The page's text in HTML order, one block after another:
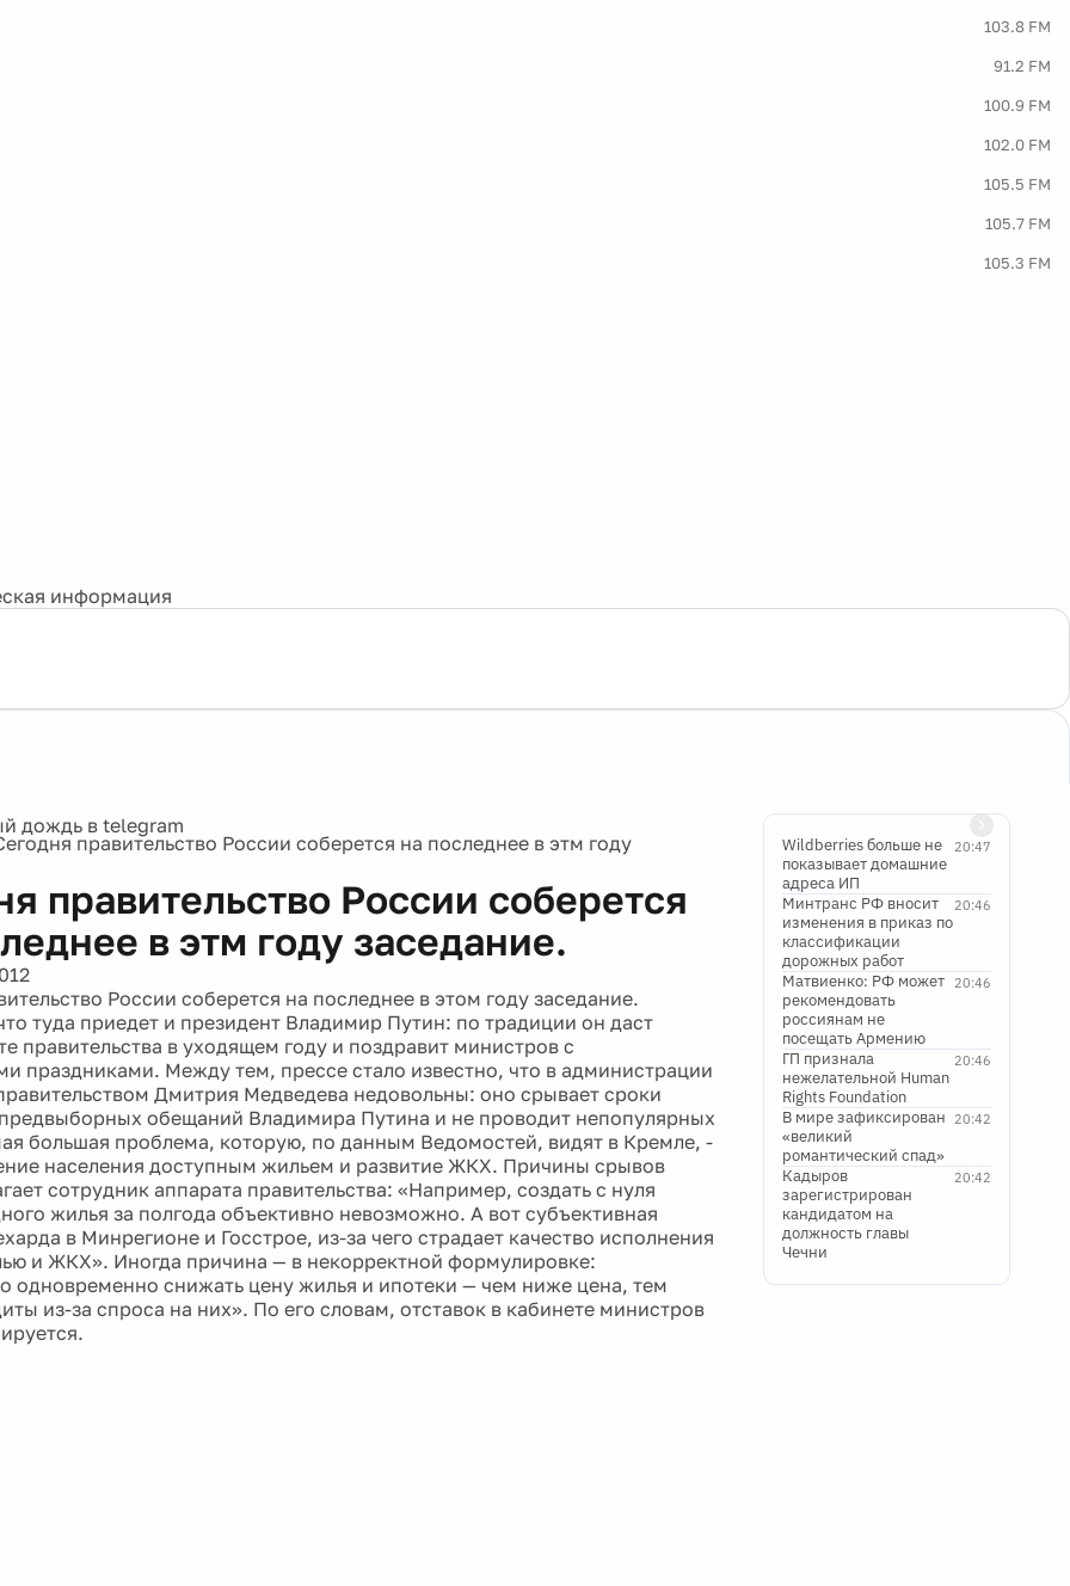
103.8 FM
91.2 FM
100.9 FM
102.0 FM
105.5 FM
105.7 FM
105.3 FM
информация
правительство России соберется на последнее в этм году
правительство России соберется
в этм году заседание.
России соберется на последнее в этом году заседание.
туда приедет и президент Владимир Путин: по традиции он даст
правительства в уходящем году и поздравит министров с
праздниками. Между тем, прессе стало известно, что в администрации
Дмитрия Медведева недовольны: оно срывает сроки
обещаний Владимира Путина и не проводит непопулярных
большая проблема, которую, по данным Ведомостей, видят в Кремле, -
населения доступным жильем и развитие ЖКХ. Причины срывов
сотрудник аппарата правительства: «Например, создать с нуля
жилья за полгода объективно невозможно. А вот субъективная
в Минрегионе и Госстрое, из-за чего страдает качество исполнения
и ЖКХ». Иногда причина — в некорректной формулировке:
одновременно снижать цену жилья и ипотеки — чем ниже цена, тем
из-за спроса на них». По его словам, отставок в кабинете министров
20:47
Wildberries больше не
показывает домашние
адреса ИП
20:46
Минтранс РФ вносит
изменения в приказ по
классификации
дорожных работ
20:46
Матвиенко: РФ может
рекомендовать
россиянам не
посещать Армению
20:46
ГП признала
нежелательной Human
Rights Foundation
20:42
В мире зафиксирован
«великий
романтический спад»
20:42
Кадыров
зарегистрирован
кандидатом на
должность главы
Чечни